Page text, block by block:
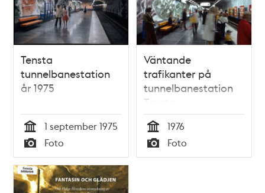
Tensta
tunnelbanestation
år 1975
Tid
1 september 1975
Typ
Foto
Väntande
trafikanter på
tunnelbanestation
Tensta
Tid
1976
Typ
Foto